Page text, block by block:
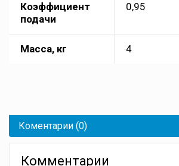
Коэффициент
подачи
0,95
Масса, кг 4
Коментарии (0)
Комментарии